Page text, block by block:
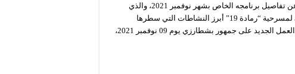
كشف المسرح الوطني الجزائري “محي الدين بشطارزي”، عن تفاصيل برنامجه الخاص بشهر نوفمبر 2021، والذي
يحوي عروضا مسرحية ونشاطات فنية. يعتبر العرض الشرفي لمسرحية “رمادة 19” أبرز النشاطات التي سطرها
المسرح الوطني خلال برنامج شهر نوفمبر، حيث سيطل هذا العمل الجديد على جمهور بشطارزي يوم 09 نوفمبر 2021،